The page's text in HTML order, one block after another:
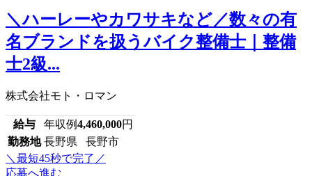
＼ハーレーやカワサキなど／数々の有
名ブランドを扱うバイク整備士｜整備
士2級...
株式会社モト・ロマン
給与 年収例4,460,000円
勤務地 長野県 長野市
＼最短45秒で完了／
応募へ進む